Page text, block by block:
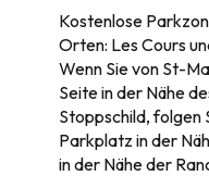
Kostenlose
Orten: Les Cours
Wenn Sie von St-
Seite in der Nähe
Stoppschild, folgen
Parkplatz in der
in der Nähe der